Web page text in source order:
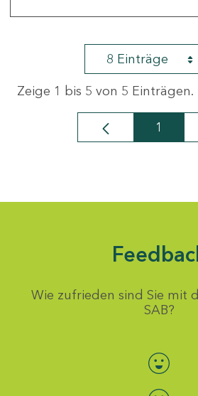
8 Einträge
Zeige 1 bis 5 von 5 Einträgen.
Seite
1
Wie zufrieden sind Sie mit
SAB?